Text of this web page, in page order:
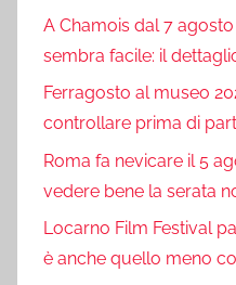
A Chamois dal 7
sembra facile: il
Ferragosto al museo
controllare prima di
Roma fa nevicare il 5
vedere bene la serata
Locarno Film Festival
è anche quello meno